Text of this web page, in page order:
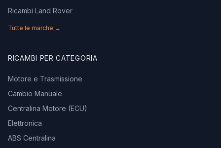
Ricambi Land Rover
Tutte le marche →
RICAMBI PER CATEGORIA
Motore e Trasmissione
Cambio Manuale
Centralina Motore (ECU)
Elettronica
ABS Centralina